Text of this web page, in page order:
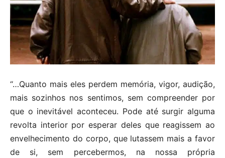
“…Quanto mais eles perdem memória, vigor, audição,
mais sozinhos nos sentimos, sem compreender por
que o inevitável aconteceu. Pode até surgir alguma
revolta interior por esperar deles que reagissem ao
envelhecimento do corpo, que lutassem mais a favor
de si, sem percebermos, na nossa própria